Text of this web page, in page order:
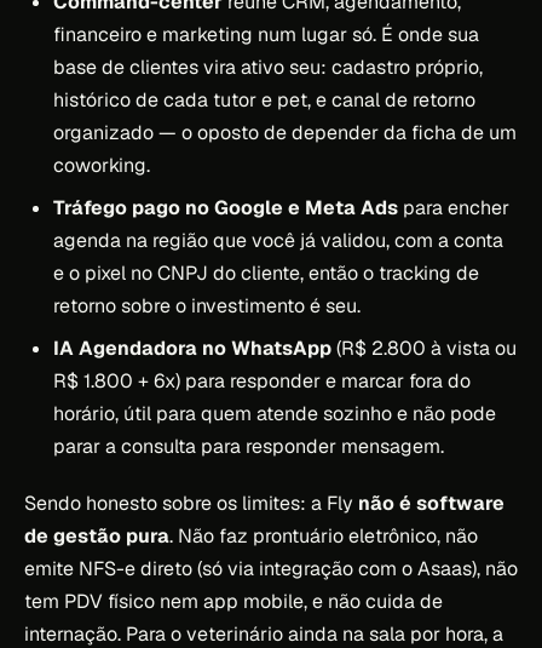
financeiro e marketing num lugar só. É onde sua
base de clientes vira ativo seu: cadastro próprio,
histórico de cada tutor e pet, e canal de retorno
organizado — o oposto de depender da ficha de um
coworking.
Tráfego pago no Google e Meta Ads para encher
agenda na região que você já validou, com a conta
e o pixel no CNPJ do cliente, então o tracking de
retorno sobre o investimento é seu.
IA Agendadora no WhatsApp(R$ 2.800 à vista ou
R$ 1.800 + 6x) para responder e marcar fora do
horário, útil para quem atende sozinho e não pode
parar a consulta para responder mensagem.
Sendo honesto sobre os limites: a Fly não é software
de gestão pura. Não faz prontuário eletrônico, não
emite NFS-e direto (só via integração com o Asaas), não
tem PDV físico nem app mobile, e não cuida de
internação. Para o veterinário ainda na sala por hora, a